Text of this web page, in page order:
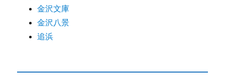
金沢文庫
金沢八景
追浜